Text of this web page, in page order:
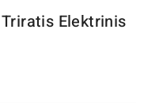
Elektrinis